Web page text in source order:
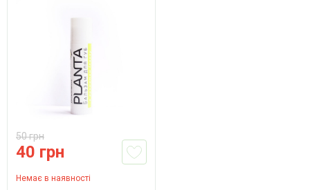
50 грн
40 грн
Немає в наявності